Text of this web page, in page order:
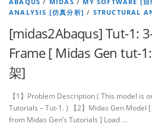
ANALYSIS [仿真分析] / STRUCTURAL
[midas2Abaqus] Tut-1:
Frame [ Midas Gen tut-
架]
【1】Problem Description ( This model is
Tutorials – Tut-1. ) 【2】Midas Gen Model
from Midas Gen’s Tutorials ] Load …